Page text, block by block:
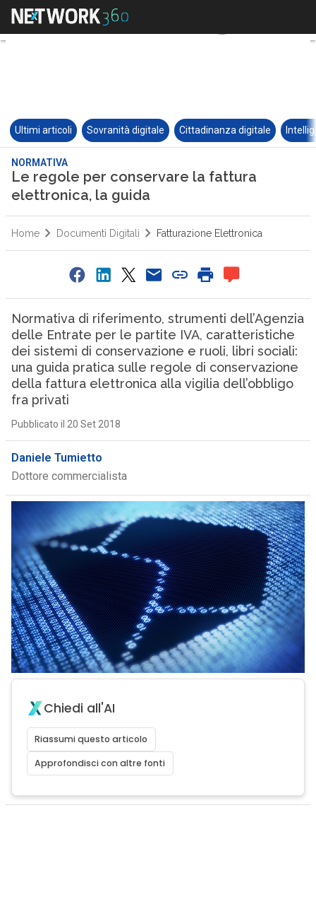
Ultimi articoli Sovranità digitale Cittadinanza digitale
NORMATIVA
Le regole per conservare la fattura
elettronica, la guida
Home Documenti Digitali Fatturazione Elettronica
Normativa di riferimento, strumenti dell’Agenzia
delle Entrate per le partite IVA, caratteristiche
dei sistemi di conservazione e ruoli, libri sociali:
una guida pratica sulle regole di conservazione
della fattura elettronica alla vigilia dell’obbligo
fra privati
Pubblicato il 20 Set 2018
Daniele Tumietto
Dottore commercialista
Chiedi all'AI
Riassumi questo articolo
Approfondisci con altre fonti